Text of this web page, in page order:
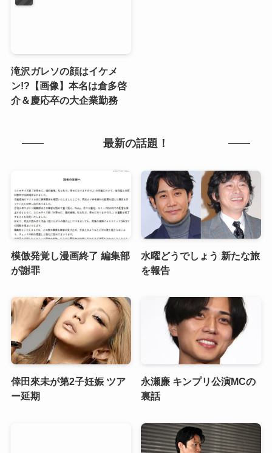
滝沢ガレソの顔はイケメ
ン!?【画像】本名は倉多啓
介＆慶応卒の大企業勤務
最新の話題！
模倣発覚し漫画終了 編集部
が謝罪
水曜どうでしょう 新たな旅
を報告
倖田來未が第2子妊娠 ツア
ー延期
永瀬廉 キンプリ公演MCの
裏話